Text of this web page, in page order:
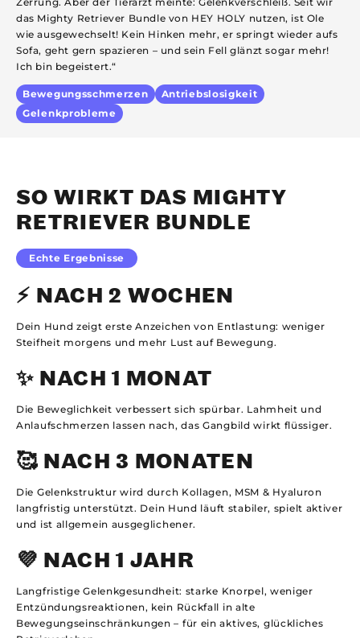
das Mighty Retriever Bundle von HEY HOLY nutzen, ist Ole
wie ausgewechselt! Kein Hinken mehr, er springt wieder aufs
Sofa, geht gern spazieren – und sein Fell glänzt sogar mehr!
Ich bin begeistert.“
Bewegungsschmerzen
Antriebslosigkeit
Gelenkprobleme
SO WIRKT DAS MIGHTY
RETRIEVER BUNDLE
Echte Ergebnisse
⚡ NACH 2 WOCHEN
Dein Hund zeigt erste Anzeichen von Entlastung: weniger
Steifheit morgens und mehr Lust auf Bewegung.
✨ NACH 1 MONAT
Die Beweglichkeit verbessert sich spürbar. Lahmheit und
Anlaufschmerzen lassen nach, das Gangbild wirkt flüssiger.
🥰 NACH 3 MONATEN
Die Gelenkstruktur wird durch Kollagen, MSM & Hyaluron
langfristig unterstützt. Dein Hund läuft stabiler, spielt aktiver
und ist allgemein ausgeglichener.
💜 NACH 1 JAHR
Langfristige Gelenkgesundheit: starke Knorpel, weniger
Entzündungsreaktionen, kein Rückfall in alte
Bewegungseinschränkungen – für ein aktives, glückliches